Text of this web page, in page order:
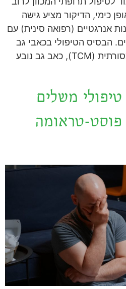
כימי, הדיקור מציע גישה
אנרגטיים (רפואה סינית) עם
הבסיס הטיפולי בכאבי גב
על פי הרפואה הסינית המסורתית (TCM), כאב גב נובע
טיפולי משלים
טראומה